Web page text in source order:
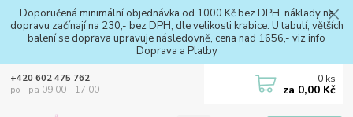
Doporučená minimální objednávka od 1000 Kč bez DPH, náklady na
dopravu začínají na 230,- bez DPH, dle velikosti krabice. U tabulí, větších
balení se doprava upravuje následovně, cena nad 1656,- viz info
Doprava a Platby
+420 602 475 762
po - pa 09:00 - 17:00
0 ks
za 0,00 Kč